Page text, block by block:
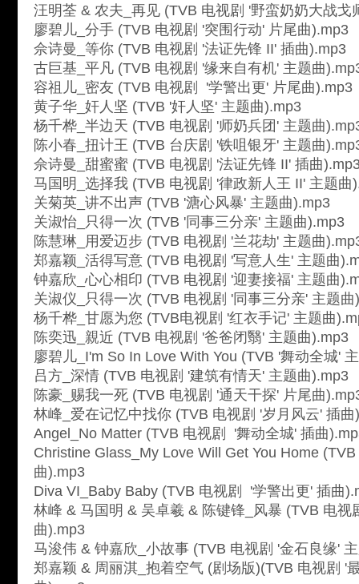
汪明荃 & 农夫_再见 (TVB 电视剧 '野蛮奶奶大战戈
廖碧儿_分手 (TVB 电视剧 '突围行动' 片尾曲).mp3
佘诗曼_等你 (TVB 电视剧 '法证先锋 II' 插曲).mp3
古巨基_平凡 (TVB 电视剧 '缘来自有机' 主题曲
容祖儿_密友 (TVB 电视剧 '学警出更' 片尾曲).mp3
黄子华_奸人坚 (TVB '奸人坚' 主题曲).mp3
杨千桦_半边天 (TVB 电视剧 '师奶兵团' 主题曲
陈小春_扭计王 (TVB 台庆剧 '铁咀银牙' 主题曲
佘诗曼_甜蜜蜜 (TVB 电视剧 '法证先锋 II' 插曲
马国明_选择我 (TVB 电视剧 '律政新人王 II' 主题曲
关菊英_讲不出声 (TVB '溏心风暴' 主题曲).mp3
关淑怡_只得一次 (TVB '同事三分亲' 主题曲).mp3
陈慧琳_用爱迈步 (TVB 电视剧 '兰花劫' 主题曲
郑嘉颖_活得写意 (TVB 电视剧 '写意人生' 主题曲
钟嘉欣_心心相印 (TVB 电视剧 '迎妻接福' 主题曲
关淑仪_只得一次 (TVB 电视剧 '同事三分亲' 主题曲
杨千桦_甘愿为您 (TVB电视剧 '红衣手记' 主题曲
陈奕迅_親近 (TVB 电视剧 '爸爸闭翳' 主题曲).mp3
廖碧儿_I'm So In Love With You (TVB '舞动全城'
吕方_深情 (TVB 电视剧 '建筑有情天' 主题曲).mp3
陈豪_赐我一死 (TVB 电视剧 '通天干探' 片尾曲
林峰_爱在记忆中找你 (TVB 电视剧 '岁月风云' 插曲
Angel_No Matter (TVB 电视剧 '舞动全城' 插曲
Christine Glass_My Love Will Get You Home
曲).mp3
Diva VI_Baby Baby (TVB 电视剧 '学警出更' 插曲
林峰 & 马国明 & 吴卓羲 & 陈键锋_风暴 (TVB 电视
曲).mp3
马浚伟 & 钟嘉欣_小故事 (TVB 电视剧 '金石良缘'
郑嘉颖 & 周丽淇_抱着空气 (剧场版)(TVB 电视剧 '